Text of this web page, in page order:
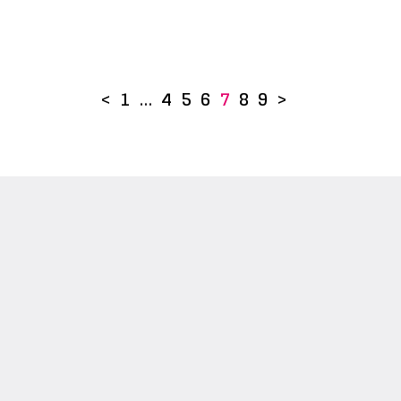
< 1 … 4 5 6 7 8 9 >